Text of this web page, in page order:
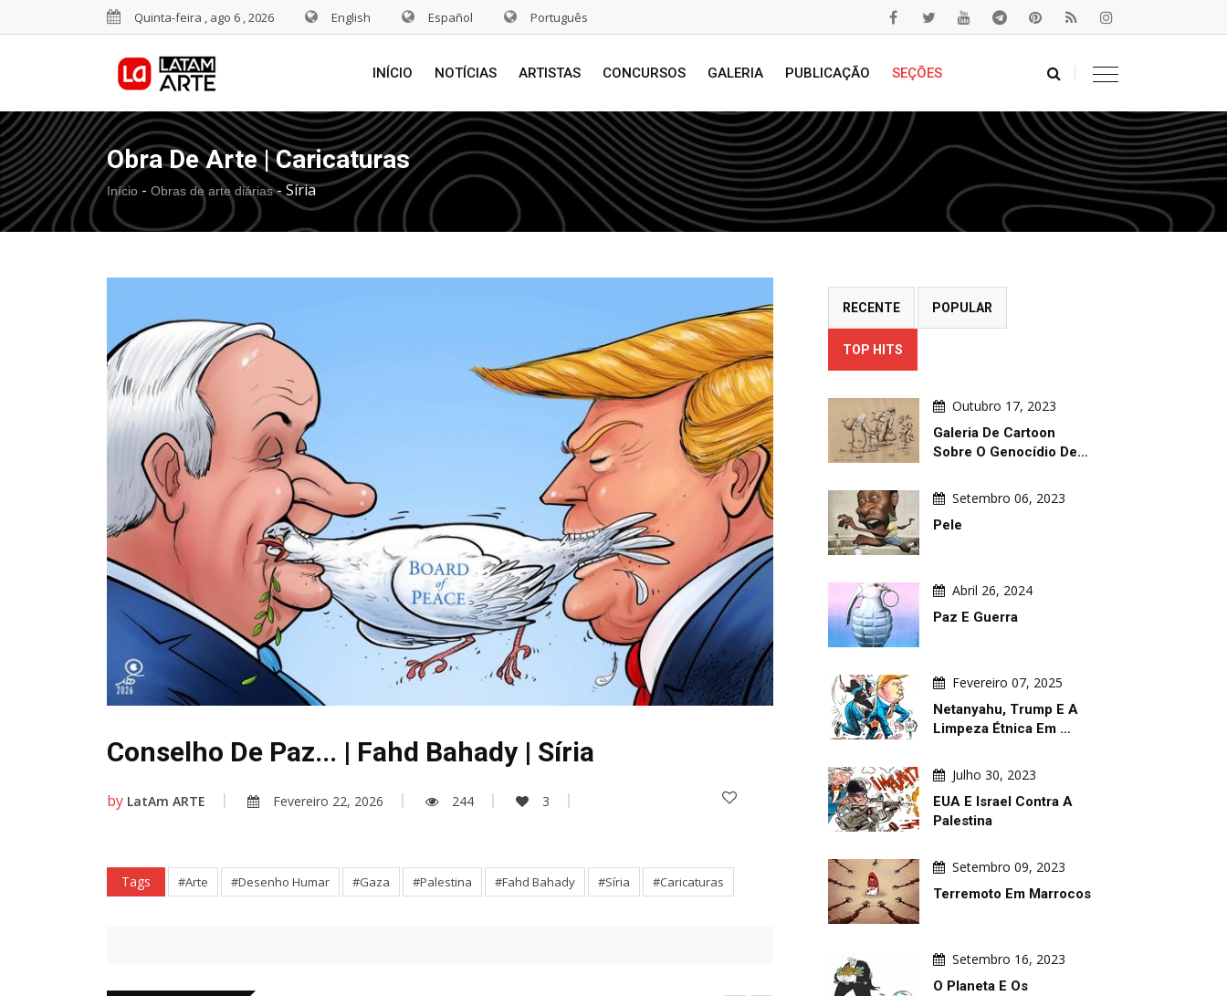
Quinta-feira , ago 6 , 2026 English Español Português
INÍCIO NOTÍCIAS ARTISTAS CONCURSOS GALERIA PUBLICAÇÃO SEÇÕES
Obra De Arte | Caricaturas
Início - Obras de arte diárias-Sí­ria
Conselho De Paz... | Fahd Bahady | Sí­ria
by LatAm ARTE Fevereiro 22, 2026 244 3
Tags #Arte #Desenho Humar #Gaza #Palestina #Fahd Bahady #Sí­ria #Caricaturas
RECENTE POPULAR
TOP HITS
Outubro 17, 2023
Galeria De Cartoon
Sobre O Genocídio De…
Setembro 06, 2023
Pele
Abril 26, 2024
Paz E Guerra
Fevereiro 07, 2025
Netanyahu, Trump E A
Limpeza Étnica Em …
Julho 30, 2023
EUA E Israel Contra A
Palestina
Setembro 09, 2023
Terremoto Em Marrocos
Setembro 16, 2023
O Planeta E Os